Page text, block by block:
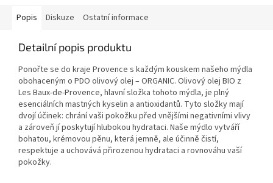
Popis Diskuze Ostatní informace
Detailní popis produktu
Ponořte se do kraje Provence s každým kouskem našeho mýdla
obohaceným o PDO olivový olej – ORGANIC. Olivový olej BIO z
Les Baux-de-Provence, hlavní složka tohoto mýdla, je plný
esenciálních mastných kyselin a antioxidantů. Tyto složky mají
dvojí účinek: chrání vaši pokožku před vnějšími negativními vlivy
a zároveň jí poskytují hlubokou hydrataci. Naše mýdlo vytváří
bohatou, krémovou pěnu, která jemně, ale účinně čistí,
respektuje a uchovává přirozenou hydrataci a rovnováhu vaší
pokožky.